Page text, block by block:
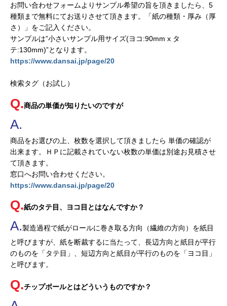
お問い合わせフォームよりサンプル希望の旨を頂きましたら、5
種類まで無料にてお送りさせて頂きます。「紙の種類・厚み（厚
さ）」をご記入ください。
サンプルは”小さいサンプル用サイズ(ヨコ:90mm x タ
テ:130mm)”となります。
https://www.dansai.jp/page/20
検索タグ（お試し）
商品の単価が知りたいのですが
商品をお選びの上、枚数を選択して頂きましたら 単価の確認が
出来ます。ＨＰに記載されていない枚数の単価は別途お見積させ
て頂きます。
窓口へお問い合わせください。
https://www.dansai.jp/page/20
紙のタテ目、ヨコ目とはなんですか？
製造過程で紙がロールに巻き取る方向（繊維の方向）を紙目
と呼びますが、紙を断裁するに当たって、長辺方向と紙目が平行
のものを「タテ目」、短辺方向と紙目が平行のものを「ヨコ目」
と呼びます。
チップボールとはどういうものですか？